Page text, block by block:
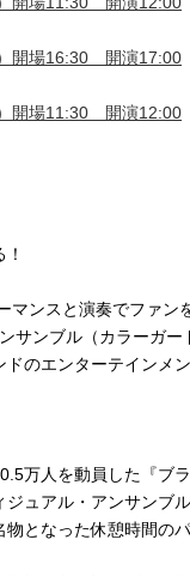
開場16:30 開演17:00
開場11:30 開演12:00
ンスと演奏でファン
サンブル（カラーガ
のエンターテインメ
万人を動員した『ブ
ュアル・アンサンブ
となった休憩時間の